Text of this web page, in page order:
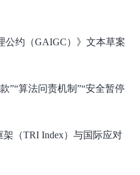
公约（GAIGC）》文本草案
”“算法问责机制”“安全暂停
（TRI Index）与国际应对